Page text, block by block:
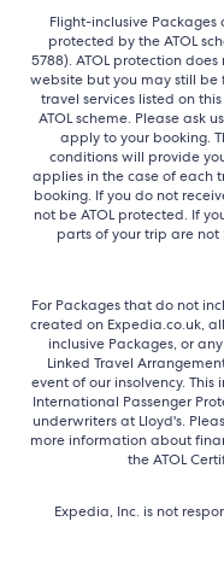
Flight-inclusive
protected by the ATOL
5788). ATOL protection
website but you may still
travel services listed on
ATOL scheme. Please ask
apply to your booking.
conditions will provide
applies in the case of each
booking. If you do not
not be ATOL protected. If
parts of your trip are not
For Packages that do not
created on Expedia.co.uk,
inclusive Packages, or
Linked Travel
event of our insolvency.
International Passenger
underwriters at Lloyd's.
more information about
the ATOL
Expedia, Inc. is not